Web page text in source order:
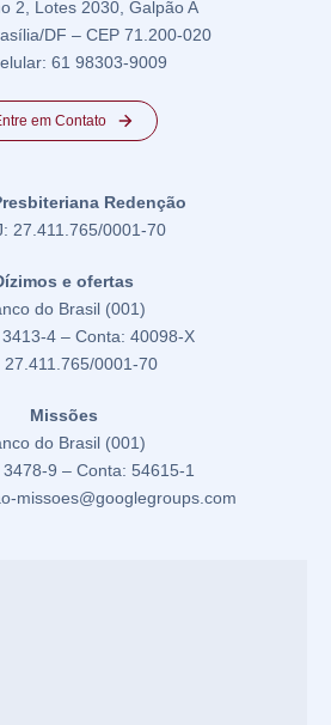
2, Lotes 2030, Galpão A
DF – CEP 71.200-020
61 98303-9009
em Contato
Redenção
27.411.765/0001-70
e ofertas
do Brasil (001)
4 – Conta: 40098-X
27.411.765/0001-70
Missões
do Brasil (001)
9 – Conta: 54615-1
missoes@googlegroups.com